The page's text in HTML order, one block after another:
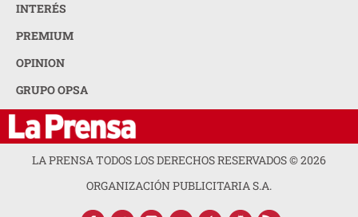
INTERÉS
PREMIUM
OPINION
GRUPO OPSA
LA PRENSA TODOS LOS DERECHOS RESERVADOS ©2026
ORGANIZACIÓN PUBLICITARIA S.A.